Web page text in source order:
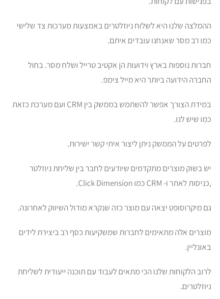
ההמלצה שלנו היא לשלוח ניוזלטרים באמצעות מערכות צד שלישי
כמו רב מסר שאנחנו עובדים איתם.
חברות נוספות בארץ וידועות הן אקטיב טרייל ושלח מסר. בחול
החברה הידועה ביותר היא מייל צימפ.
במידת הצורך אפשר להשתמש בממשק בין CRM ועם מערכת כזאת
כמו שיש לנו.
לפרטים על הממשק ניתן ליצור איתי קשר ישירות.
יש בשוק מוצרים מתקדמים שיודעים לחבר בין שליחת ניוזלטר
,כניסות לאתר ו- CRM כמו Click Dimension.
גם מיקרוסופט יצאה עם מוצר כזה שנקרא מודול השיווק לאחרונה.
מוצרים אלה מתאימים לחברות שמשקיעות כסף רב ביצירת לידים
באונליין.
לרוב הלקוחות שלנו הכי מתאים לעבוד עם תוכנה ייעודית לשליחת
ניוזלטרים.